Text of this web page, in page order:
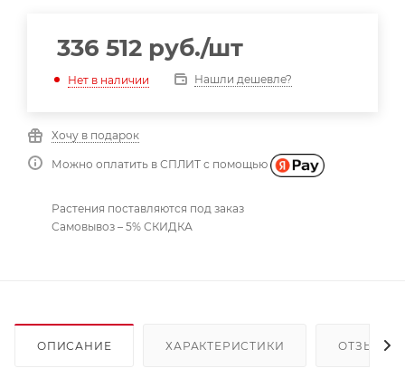
336 512 руб./шт
Нет в наличии Нашли дешевле?
Хочу в подарок
Можно оплатить в СПЛИТ с помощью
Растения поставляются под заказ
Самовывоз – 5% СКИДКА
ОПИСАНИЕ ХАРАКТЕРИСТИКИ ОТЗЫВЫ